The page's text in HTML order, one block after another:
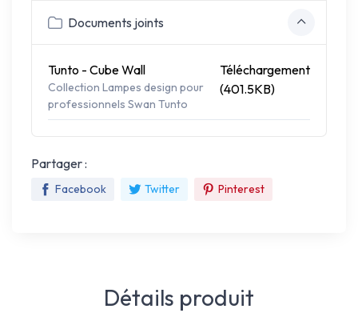
Documents joints
Tunto - Cube Wall
Collection Lampes design pour
professionnels Swan Tunto
Téléchargement
(401.5KB)
Partager :
Facebook Twitter Pinterest
Détails produit